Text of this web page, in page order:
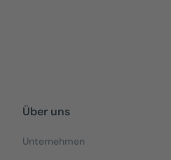
Über uns
Unternehmen